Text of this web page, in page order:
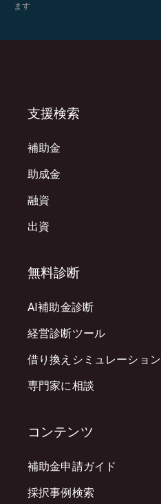
ます
支援検索
補助金
助成金
融資
出資
無料診断
AI補助金診断
経営診断ツール
借り換えシミュレーション
専門家に相談
コンテンツ
補助金申請ガイド
採択事例検索